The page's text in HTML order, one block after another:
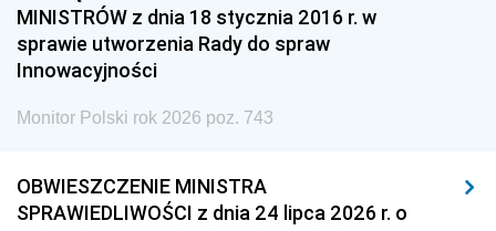
MINISTRÓW z dnia 18 stycznia 2016 r. w
sprawie utworzenia Rady do spraw
Innowacyjności
Monitor Polski rok 2026 poz. 743
OBWIESZCZENIE MINISTRA
SPRAWIEDLIWOŚCI z dnia 24 lipca 2026 r. o